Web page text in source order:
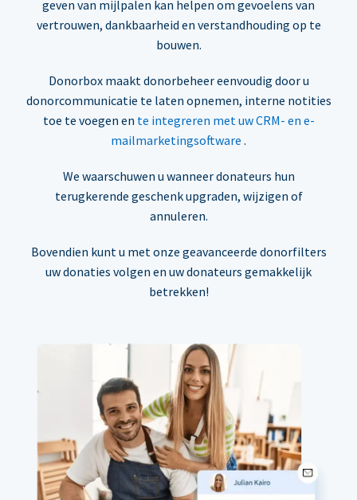
geven van mijlpalen kan helpen om gevoelens van
vertrouwen, dankbaarheid en verstandhouding op te
bouwen.
Donorbox maakt donorbeheer eenvoudig door u
donorcommunicatie te laten opnemen, interne notities
toe te voegen en te integreren met uw CRM- en e-
mailmarketingsoftware .
We waarschuwen u wanneer donateurs hun
terugkerende geschenk upgraden, wijzigen of
annuleren.
Bovendien kunt u met onze geavanceerde donorfilters
uw donaties volgen en uw donateurs gemakkelijk
betrekken!